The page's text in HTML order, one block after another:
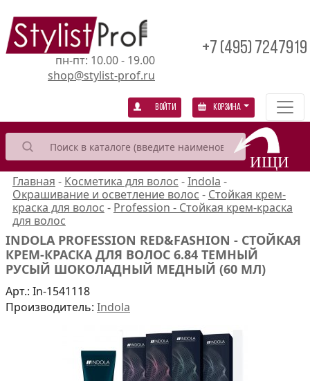
пн-пт: 10.00 - 19.00
shop@stylist-prof.ru
+7 (495) 7247919
Войти Корзина
Главная - Косметика для волос -Indola -
Окрашивание и осветление волос - Стойкая крем-
краска для волос - Profession - Стойкая крем-краска
для волос
INDOLA PROFESSION RED&FASHION - СТОЙКАЯ
КРЕМ-КРАСКА ДЛЯ ВОЛОС 6.84 ТЕМНЫЙ
РУСЫЙ ШОКОЛАДНЫЙ МЕДНЫЙ (60 МЛ)
Арт.: In-1541118
Производитель: Indola